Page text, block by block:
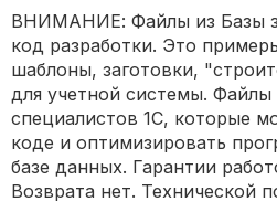
ВНИМАНИЕ: Файлы из Базы
код разработки. Это
шаблоны, заготовки,
для учетной системы.
специалистов 1С, которые
коде и оптимизировать
базе данных. Гарантии
Возврата нет. Технической